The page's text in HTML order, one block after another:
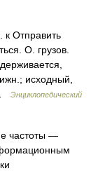
Отправить
О. грузов.
исходный,
Энциклопедический
частоты —